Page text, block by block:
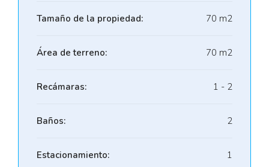
Tamaño de la propiedad: 70 m2
Área de terreno: 70 m2
Recámaras: 1 - 2
Baños: 2
Estacionamiento: 1